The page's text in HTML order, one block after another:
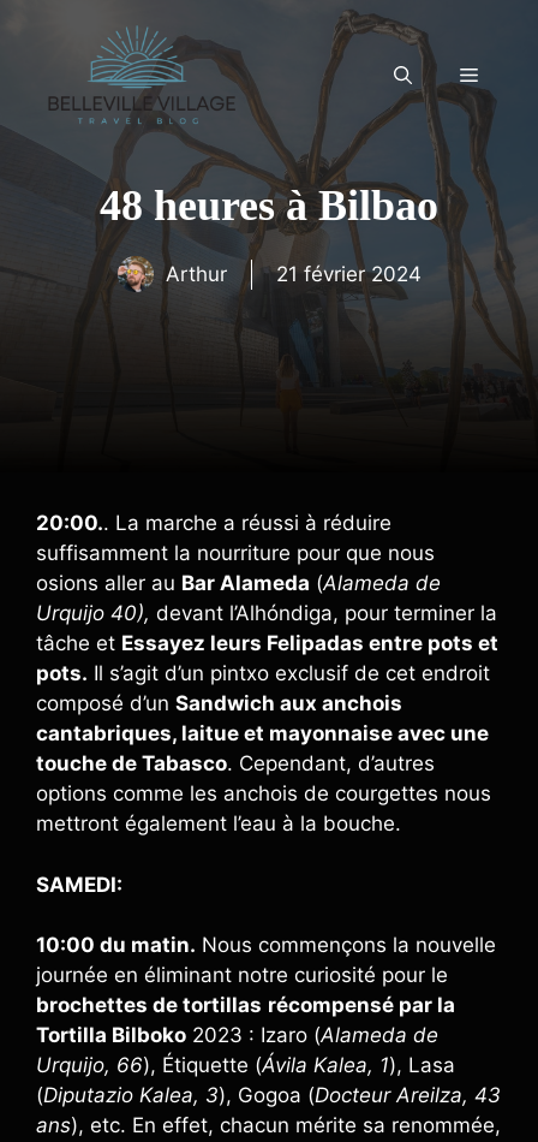
Menu
48 heures à Bilbao
Arthur 21 février 2024
20:00.. La marche a réussi à réduire
suffisamment la nourriture pour que nous
osions aller au Bar Alameda (Alameda de
Urquijo 40), devant l’Alhóndiga, pour terminer la
tâche et Essayez leurs Felipadas entre pots et
pots. Il s’agit d’un pintxo exclusif de cet endroit
composé d’un Sandwich aux anchois
cantabriques, laitue et mayonnaise avec une
touche de Tabasco. Cependant, d’autres
options comme les anchois de courgettes nous
mettront également l’eau à la bouche.
SAMEDI:
10:00 du matin. Nous commençons la nouvelle
journée en éliminant notre curiosité pour le
brochettes de tortillas récompensé par la
Tortilla Bilboko 2023 : Izaro (Alameda de
Urquijo, 66), Étiquette (Ávila Kalea, 1), Lasa
(Diputazio Kalea, 3), Gogoa (Docteur Areilza, 43
ans), etc. En effet, chacun mérite sa renommée,